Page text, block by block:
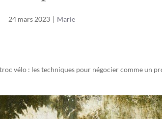
24 mars 2023 | Marie
vélo : les techniques pour négocier comme un